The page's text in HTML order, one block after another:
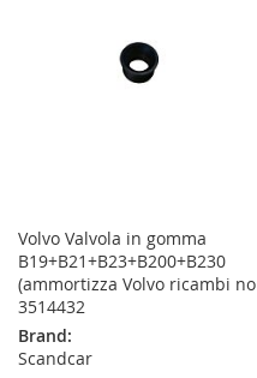
Volvo Valvola in gomma
B19+B21+B23+B200+B230
(ammortizza Volvo ricambi no
3514432
Brand:
Scandcar